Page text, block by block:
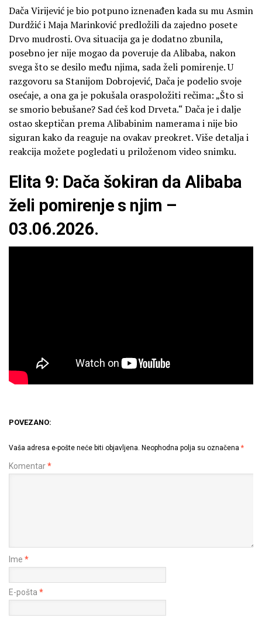
Dača Virijević je bio potpuno iznenađen kada su mu Asmin
Durdžić i Maja Marinković predložili da zajedno posete
Drvo mudrosti. Ova situacija ga je dodatno zbunila,
posebno jer nije mogao da poveruje da Alibaba, nakon
svega što se desilo među njima, sada želi pomirenje. U
razgovoru sa Stanijom Dobrojević, Dača je podelio svoje
osećaje, a ona ga je pokušala oraspoložiti rečima: „Što si
se smorio bebušane? Sad ćeš kod Drveta.“ Dača je i dalje
ostao skeptičan prema Alibabinim namerama i nije bio
siguran kako da reaguje na ovakav preokret. Više detalja i
reakcija možete pogledati u priloženom video snimku.
Elita 9: Dača šokiran da Alibaba
želi pomirenje s njim –
03.06.2026.
POVEZANO:
Vaša adresa e-pošte neće biti objavljena. Neophodna polja su označena *
Komentar*
Ime *
E-pošta *